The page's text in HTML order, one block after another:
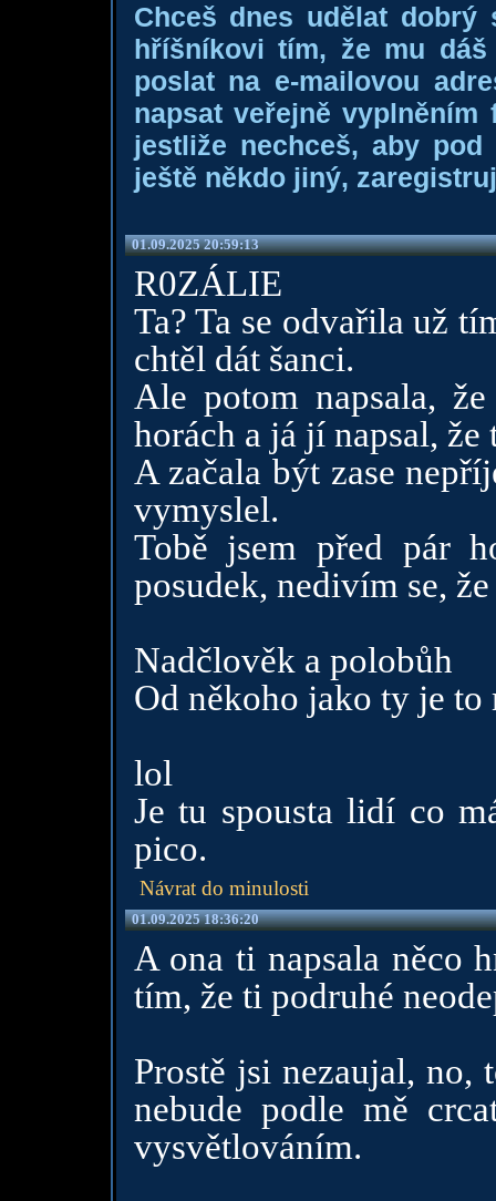
Chceš dnes udělat dobrý
hříšníkovi tím, že mu
poslat na e-mailovou
napsat veřejně
jestliže nechceš, aby
ještě někdo jiný,
01.09.2025 20:59:13
R0ZÁLIE
Ta? Ta se odvařila už
chtěl dát šanci.
Ale potom napsala,
horách a já jí napsal,
A začala být zase
vymyslel.
Tobě jsem před pár
posudek, nedivím se,
Nadčlověk a polobůh
Od někoho jako ty je to
lol
Je tu spousta lidí co
pico.
Návrat do minulosti
01.09.2025 18:36:20
A ona ti napsala něco
tím, že ti podruhé
Prostě jsi nezaujal, no,
nebude podle mě
vysvětlováním.